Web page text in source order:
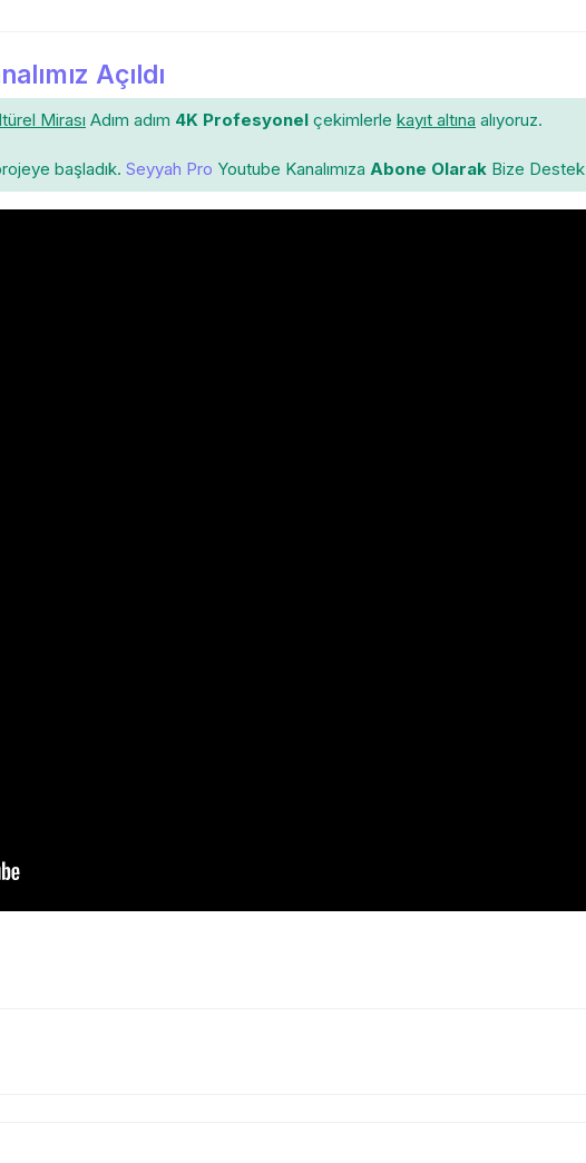
Açıldı
Mirası Adım adım 4K Profesyonel çekimlerle kayıt altına alıyoruz.
başladık. Seyyah Pro Youtube Kanalımıza Abone Olarak Bize Destek